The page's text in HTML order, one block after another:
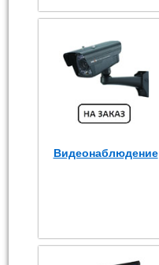
Видеонаблюдение